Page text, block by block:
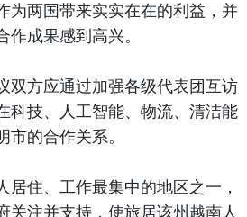
为两国带来实实在在的利益，并
成果感到高兴。
双方应通过加强各级代表团互访
科技、人工智能、物流、清洁能
的合作关系。
住、工作最集中的地区之一，
关注并支持，使旅居该州越南人